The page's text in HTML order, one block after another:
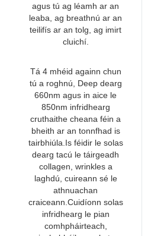
agus tú ag léamh ar an
leaba, ag breathnú ar an
teilifís ar an tolg, ag imirt
cluichí.
Tá 4 mhéid againn chun
tú a roghnú, Deep dearg
660nm agus in aice le
850nm infridhearg
cruthaithe cheana féin a
bheith ar an tonnfhad is
tairbhiúla.Is féidir le solas
dearg tacú le táirgeadh
collagen, wrinkles a
laghdú, cuireann sé le
athnuachan
craiceann.Cuidíonn solas
infridhearg le pian
comhpháirteach,